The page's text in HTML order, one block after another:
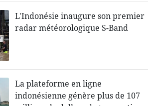
L'Indonésie inaugure son premier
radar météorologique S-Band
La plateforme en ligne
indonésienne génère plus de 107